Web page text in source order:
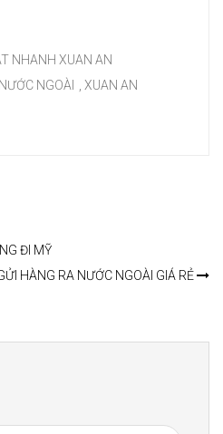
NHANH XUAN AN
NGOÀI
XUAN AN
ĐI MỸ
HÀNG RA NƯỚC NGOÀI GIÁ RẺ